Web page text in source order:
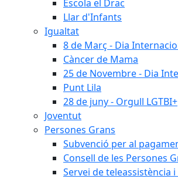
Escola el Drac
Llar d'Infants
Igualtat
8 de Març - Dia
Càncer de Mama
25 de Novembre - Dia
Punt Lila
28 de juny - Orgull LGTBI+
Joventut
Persones Grans
Subvenció per al
Consell de les Persones
Servei de teleassistència